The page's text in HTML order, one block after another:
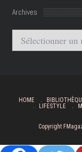
Archives
Archives
HOME
LIFESTYLE
Copyright